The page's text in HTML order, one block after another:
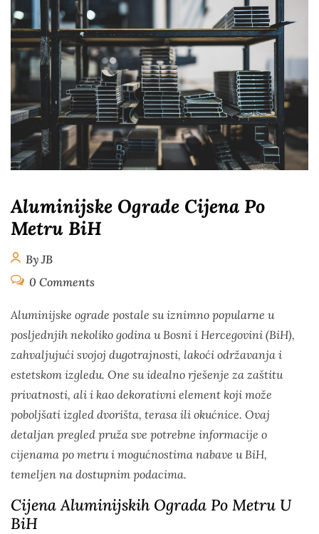
Aluminijske Ograde Cijena Po
Metru BiH
By JB
0 Comments
Aluminijske ograde postale su iznimno popularne u
posljednjih nekoliko godina u Bosni i Hercegovini (BiH),
zahvaljujući svojoj dugotrajnosti, lakoći održavanja i
estetskom izgledu. One su idealno rješenje za zaštitu
privatnosti, ali i kao dekorativni element koji može
poboljšati izgled dvorišta, terasa ili okućnice. Ovaj
detaljan pregled pruža sve potrebne informacije o
cijenama po metru i mogućnostima nabave u BiH,
temeljen na dostupnim podacima.
Cijena Aluminijskih Ograda Po Metru U
BiH